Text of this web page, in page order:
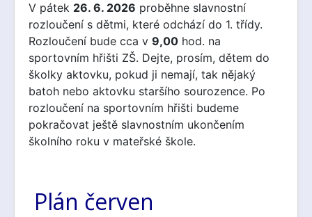
V pátek 26. 6. 2026 proběhne slavnostní
rozloučení s dětmi, které odchází do 1. třídy.
Rozloučení bude cca v 9,00 hod. na
sportovním hřišti ZŠ. Dejte, prosím, dětem do
školky aktovku, pokud ji nemají, tak nějaký
batoh nebo aktovku staršího sourozence. Po
rozloučení na sportovním hřišti budeme
pokračovat ještě slavnostním ukončením
školního roku v mateřské škole.
Plán červen